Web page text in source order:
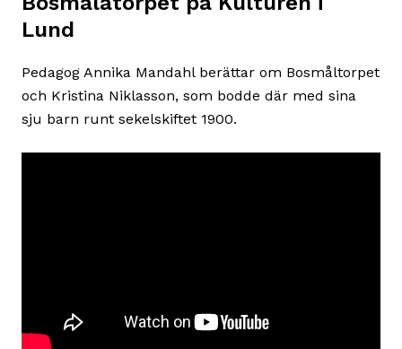
Lund
Pedagog Annika Mandahl berättar om Bosmåltorpet
och Kristina Niklasson, som bodde där med sina
sju barn runt sekelskiftet 1900.